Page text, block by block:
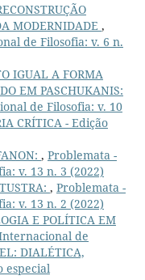
MODERNIDADE ,
de Filosofia: v. 6 n.
IGUAL A FORMA
EM PASCHUKANIS:
de Filosofia: v. 10
CRÍTICA - Edição
, Problemata -
v. 13 n. 3 (2022)
, Problemata -
v. 13 n. 2 (2022)
E POLÍTICA EM
de
DIALÉTICA,
especial